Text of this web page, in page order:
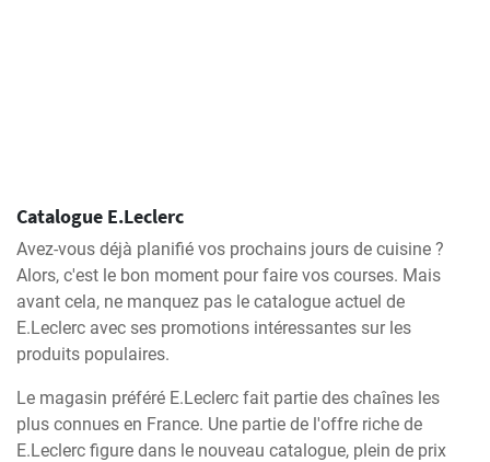
Catalogue E.Leclerc
Avez-vous déjà planifié vos prochains jours de cuisine ?
Alors, c'est le bon moment pour faire vos courses. Mais
avant cela, ne manquez pas le catalogue actuel de
E.Leclerc avec ses promotions intéressantes sur les
produits populaires.
Le magasin préféré E.Leclerc fait partie des chaînes les
plus connues en France. Une partie de l'offre riche de
E.Leclerc figure dans le nouveau catalogue, plein de prix